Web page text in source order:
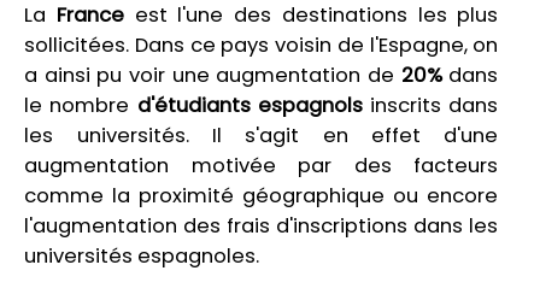
La Franceest l'une des destinations les plus
sollicitées. Dans ce pays voisin de l'Espagne, on
a ainsi pu voir une augmentation de 20%dans
le nombre d'étudiants espagnolsinscrits dans
les universités. Il s'agit en effet d'une
augmentation motivée par des facteurs
comme la proximité géographique ou encore
l'augmentation des frais d'inscriptions dans les
universités espagnoles.